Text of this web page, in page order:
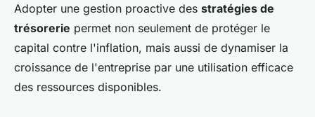
Adopter une gestion proactive des stratégies de
trésorerie permet non seulement de protéger le
capital contre l'inflation, mais aussi de dynamiser la
croissance de l'entreprise par une utilisation efficace
des ressources disponibles.